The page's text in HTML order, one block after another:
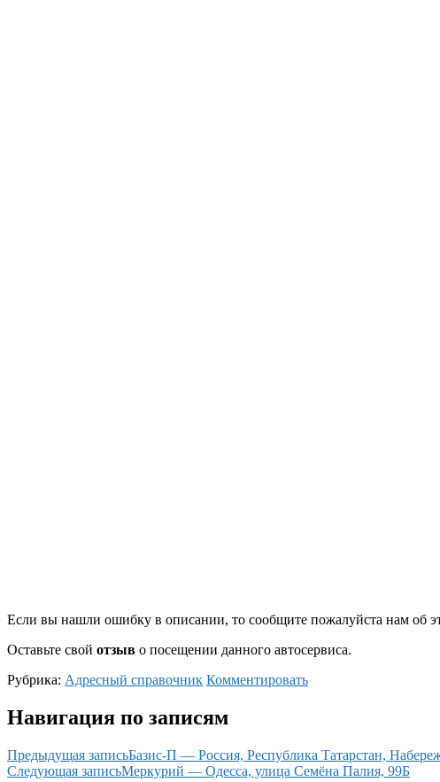
Если вы нашли ошибку в описании, то сообщите пожалуйста нам об
Оставьте свой отзыв о посещении данного автосервиса.
Рубрика: Адресный справочник Комментировать
Навигация по записям
Предыдущая записьБазис-П — Россия, Республика Татарстан,
Следующая записьМеркурий — Одесса, улица Семёна Палия, 99Б